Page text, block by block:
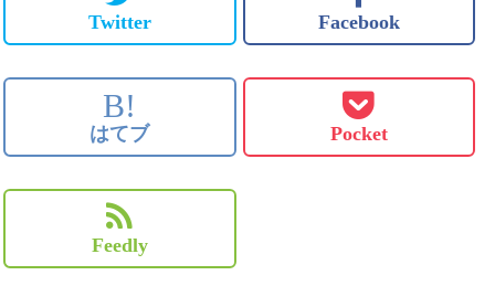
Twitter Facebook
B!
はてブ Pocket
Feedly